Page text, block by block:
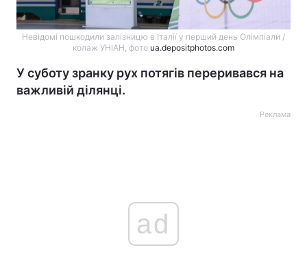
Невідомі пошкодили залізницю в Італії у перший день Олімпіали /
колаж УНІАН, фото ua.depositphotos.com
У суботу зранку рух потягів переривався на
важливій ділянці.
Реклама
ad